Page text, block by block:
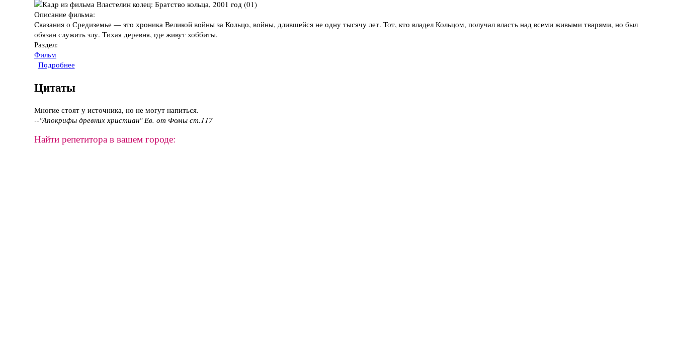
Описание фильма:
Сказания о Средиземье — это хроника Великой войны за Кольцо, войны, длившейся не одну тысячу лет. Тот, кто владел Кольцом, получал власть над всеми живыми тварями, но был
обязан служить злу. Тихая деревня, где живут хоббиты.
Раздел:
Фильм
Подробнее
Цитаты
Многие стоят у источника, но не могут напиться.
--"Апокрифы древних христиан" Ев. от Фомы ст.117
Найти репетитора в вашем городе: